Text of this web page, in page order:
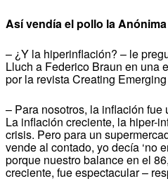
Así vendía el pollo la Anónima
– ¿Y la hiperinflación? – le
Lluch a Federico Braun en una
por la revista Creating
– Para nosotros, la inflación fue
La inflación creciente, la hiper-
crisis. Pero para un
vende al contado, yo decía ‘no
porque nuestro balance en el
creciente, fue espectacular –